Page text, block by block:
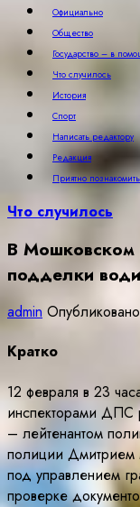
Официально
Общество
Государство – в
Что случилось
История
Спорт
Написать редактору
Редакция
Приятно
Что случилось
В Мошковском
подделки
admin
Кратко
12 февраля в 23
инспекторами ДПС
– лейтенантом
полиции Дмитрием
под управлением
проверке